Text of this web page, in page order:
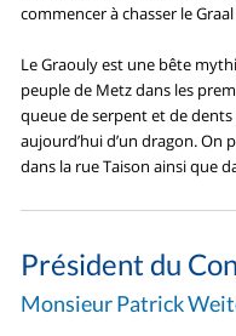
commencer à chasser le Graal
Le Graouly est une bête
peuple de Metz dans les
queue de serpent et de dents
aujourd’hui d’un dragon.
dans la rue Taison ainsi que
Président du
Monsieur Patrick